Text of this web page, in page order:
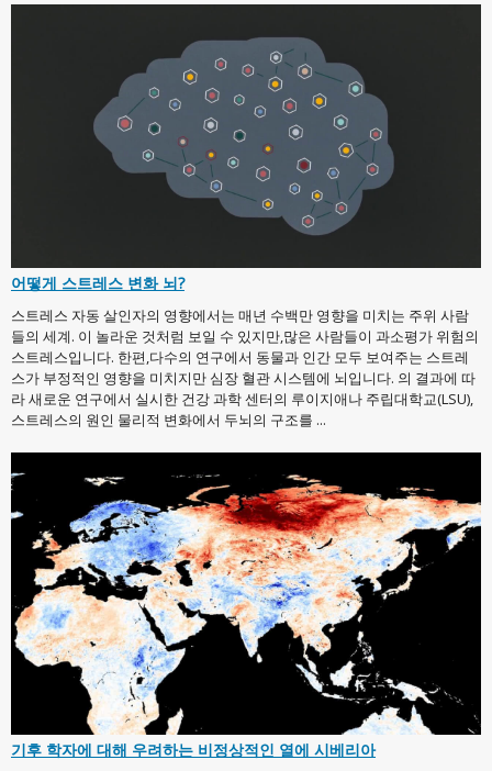
어떻게 스트레스 변화 뇌?
스트레스 자동 살인자의 영향에서는 매년 수백만 영향을 미치는 주위 사람
들의 세계. 이 놀라운 것처럼 보일 수 있지만,많은 사람들이 과소평가 위험의
스트레스입니다. 한편,다수의 연구에서 동물과 인간 모두 보여주는 스트레
스가 부정적인 영향을 미치지만 심장 혈관 시스템에 뇌입니다. 의 결과에 따
라 새로운 연구에서 실시한 건강 과학 센터의 루이지애나 주립대학교(LSU),
스트레스의 원인 물리적 변화에서 두뇌의 구조를 ...
기후 학자에 대해 우려하는 비정상적인 열에 시베리아